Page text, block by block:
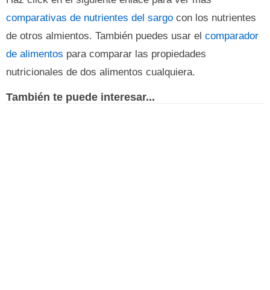
comparativas de nutrientes del sargo con los nutrientes
de otros almientos. También puedes usar el comparador
de alimentos para comparar las propiedades
nutricionales de dos alimentos cualquiera.
También te puede interesar...